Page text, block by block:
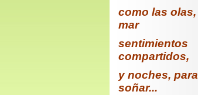
como las olas,
mar
sentimientos
compartidos,
y noches, para
soñar...